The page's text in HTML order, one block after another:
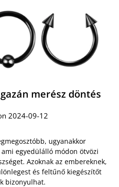
merész döntés
2024-09-12
ugyanakkor
egyedülálló módon ötvözi
Azoknak az embereknek,
és feltűnő kiegészítőt
bizonyulhat.